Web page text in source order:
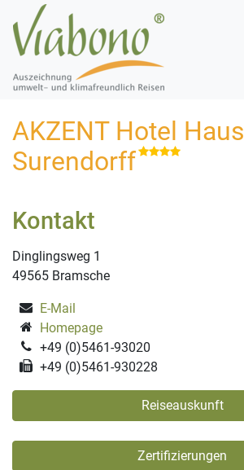
AKZENT Hotel Haus
Surendorff
Kontakt
Dinglingsweg 1
49565 Bramsche
E-Mail
Homepage
+49 (0)5461-93020
+49 (0)5461-930228
Reiseauskunft
Zertifizierungen